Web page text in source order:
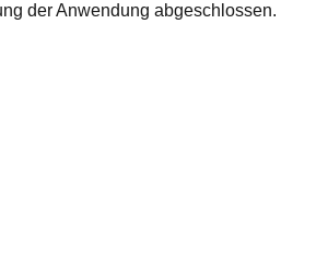
der Anwendung abgeschlossen.